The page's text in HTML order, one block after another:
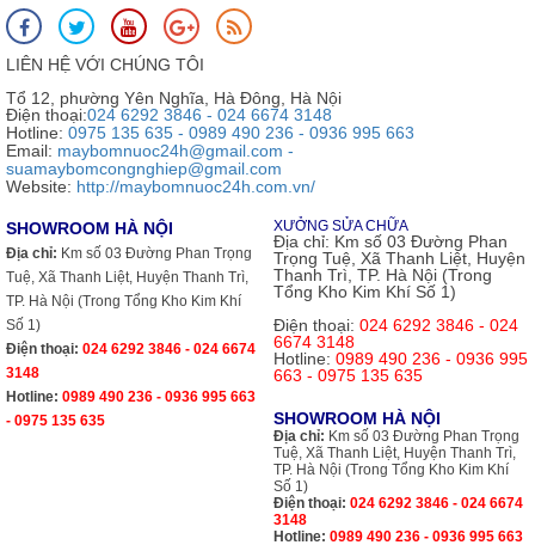
LIÊN HỆ VỚI CHÚNG TÔI
Tổ 12, phường Yên Nghĩa, Hà Đông, Hà Nội
Điện thoại:024 6292 3846 - 024 6674 3148
Hotline: 0975 135 635 - 0989 490 236 - 0936 995 663
Email: maybomnuoc24h@gmail.com -
suamaybomcongnghiep@gmail.com
Website: http://maybomnuoc24h.com.vn/
SHOWROOM HÀ NỘI
Địa chỉ: Km số 03 Đường Phan Trọng
Tuệ, Xã Thanh Liệt, Huyện Thanh Trì,
TP. Hà Nội (Trong Tổng Kho Kim Khí
Số 1)
Điện thoại: 024 6292 3846 - 024 6674
3148
Hotline: 0989 490 236 - 0936 995 663
- 0975 135 635
XƯỞNG SỬA CHỮA
Địa chỉ: Km số 03 Đường Phan
Trọng Tuệ, Xã Thanh Liệt, Huyện
Thanh Trì, TP. Hà Nội (Trong
Tổng Kho Kim Khí Số 1)
Điện thoại: 024 6292 3846 - 024
6674 3148
Hotline: 0989 490 236 - 0936 995
663 - 0975 135 635
SHOWROOM HÀ NỘI
Địa chỉ: Km số 03 Đường Phan Trọng
Tuệ, Xã Thanh Liệt, Huyện Thanh Trì,
TP. Hà Nội (Trong Tổng Kho Kim Khí
Số 1)
Điện thoại: 024 6292 3846 - 024 6674
3148
Hotline: 0989 490 236 - 0936 995 663